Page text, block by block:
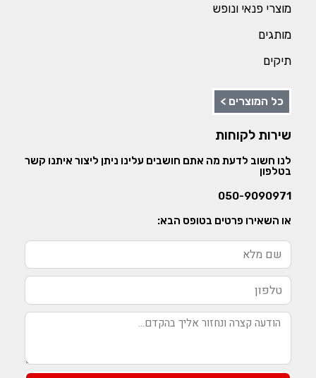
מוצרי פנאי ונופש
מותגים
תיקים
כל המוצרים >
שירות לקוחות
לנו חשוב לדעת מה אתם חושבים עלינו ניתן ליצור איתנו קשר
בטלפון
050-9090971
או השאירו פרטים בטופס הבא: